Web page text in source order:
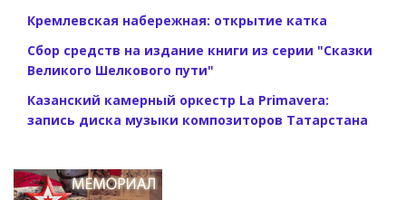
Кремлевская набережная: открытие катка
Сбор средств на издание книги из серии "Сказки
Великого Шелкового пути"
Казанский камерный оркестр La Primavera:
запись диска музыки композиторов Татарстана